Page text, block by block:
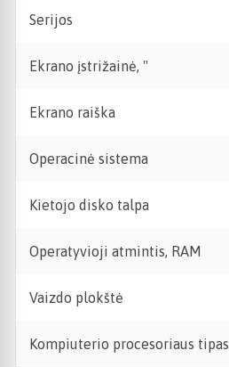
Serijos
Ekrano įstrižainė, "
Ekrano raiška
Operacinė sistema
Kietojo disko talpa
Operatyvioji atmintis, RAM
Vaizdo plokštė
Kompiuterio procesoriaus tipas